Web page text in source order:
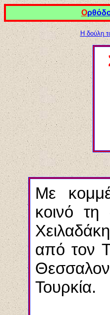
Ο
Η δούλη
Με
κοινό
από τον
Τουρκία.